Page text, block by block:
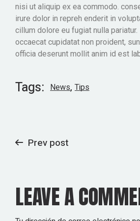
nisi ut aliquip ex ea commodo.
irure dolor in repreh enderit in
cillum dolore eu fugiat nulla
occaecat cupidatat non proident,
officia deserunt mollit anim id est
Tags: News Tips
Prev post
LEAVE A